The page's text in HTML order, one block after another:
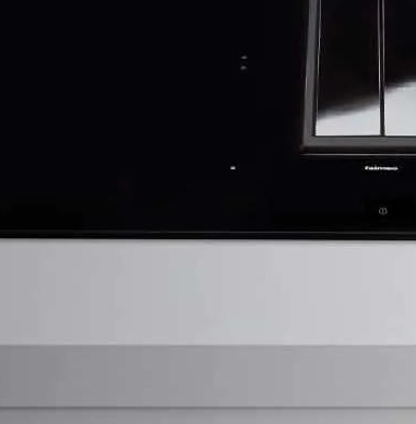
seit über 30 Jahren mit
Zögern Sie nicht länger und rufen Sie uns
Sie persönlich in unserem
ist für Sie unverbindlich und kostenlos.